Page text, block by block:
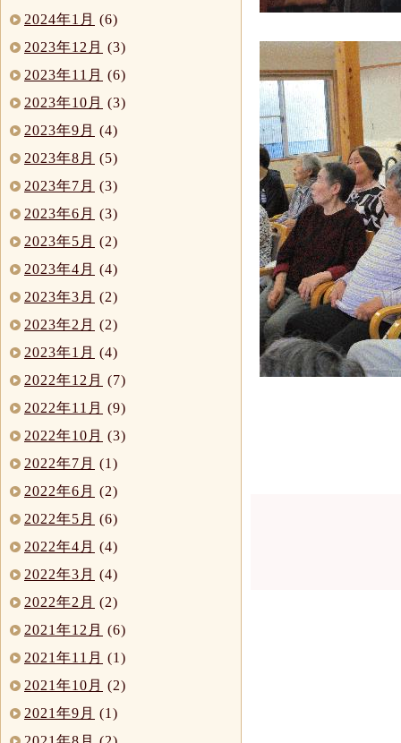
2024年1月 (6)
2023年12月 (3)
2023年11月 (6)
2023年10月 (3)
2023年9月 (4)
2023年8月 (5)
2023年7月 (3)
2023年6月 (3)
2023年5月 (2)
2023年4月 (4)
2023年3月 (2)
2023年2月 (2)
2023年1月 (4)
2022年12月 (7)
2022年11月 (9)
2022年10月 (3)
2022年7月 (1)
2022年6月 (2)
2022年5月 (6)
2022年4月 (4)
2022年3月 (4)
2022年2月 (2)
2021年12月 (6)
2021年11月 (1)
2021年10月 (2)
2021年9月 (1)